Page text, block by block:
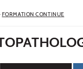
FORMATION CONTINUE